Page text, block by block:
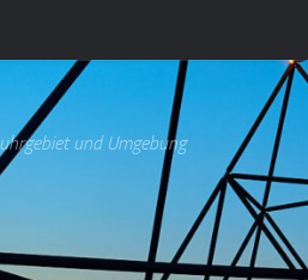
und Umgebung